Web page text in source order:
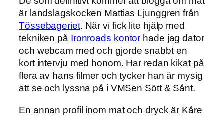
är landslagskocken Mattias Ljunggren från
Tössebageriet. När vi fick lite hjälp med
tekniken på Ironroads kontor hade jag dator
och webcam med och gjorde snabbt en
kort intervju med honom. Har redan kikat på
flera av hans filmer och tycker han är mysig
att se och lyssna på i VMSen Sött & Sånt.
En annan profil inom mat och dryck är Kåre